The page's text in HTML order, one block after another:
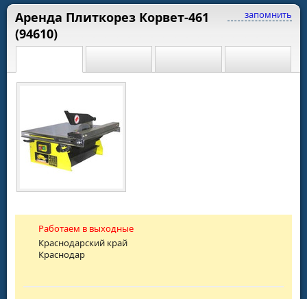
запомнить
Аренда Плиткорез Корвет-461
(94610)
Работаем в выходные
Краснодарский край
Краснодар